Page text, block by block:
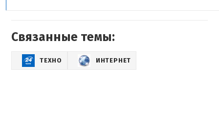
Связанные темы:
ТЕХНО ИНТЕРНЕТ